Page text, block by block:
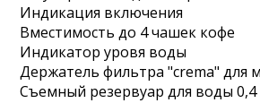
Индикация включения
Вместимость до 4 чашек кофе
Индикатор уровя воды
Держатель фильтра "crema" для
Съемный резервуар для воды 0,4